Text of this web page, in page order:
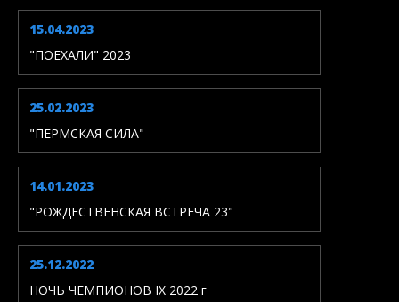
15.04.2023
"ПОЕХАЛИ" 2023
25.02.2023
"ПЕРМСКАЯ СИЛА"
14.01.2023
"РОЖДЕСТВЕНСКАЯ ВСТРЕЧА 23"
25.12.2022
НОЧЬ ЧЕМПИОНОВ IX 2022 г